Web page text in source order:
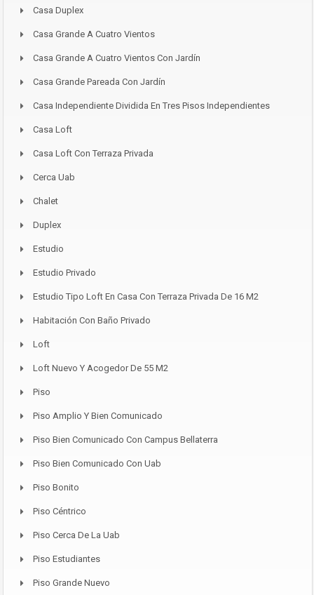
Casa Duplex
Casa Grande A Cuatro Vientos
Casa Grande A Cuatro Vientos Con Jardín
Casa Grande Pareada Con Jardín
Casa Independiente Dividida En Tres Pisos Independientes
Casa Loft
Casa Loft Con Terraza Privada
Cerca Uab
Chalet
Duplex
Estudio
Estudio Privado
Estudio Tipo Loft En Casa Con Terraza Privada De 16 M2
Habitación Con Baño Privado
Loft
Loft Nuevo Y Acogedor De 55 M2
Piso
Piso Amplio Y Bien Comunicado
Piso Bien Comunicado Con Campus Bellaterra
Piso Bien Comunicado Con Uab
Piso Bonito
Piso Céntrico
Piso Cerca De La Uab
Piso Estudiantes
Piso Grande Nuevo